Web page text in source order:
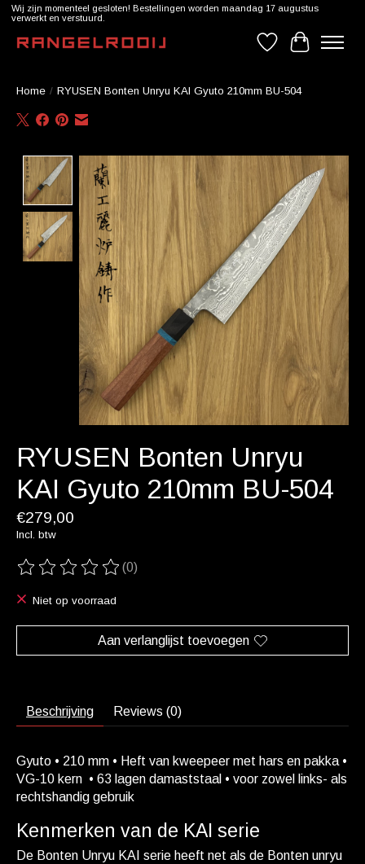
Wij zijn momenteel gesloten! Bestellingen worden maandag 17 augustus
verwerkt en verstuurd.
Verlanglijst
Home / RYUSEN Bonten Unryu KAI Gyuto 210mm BU-504
Product image slideshow Items
RYUSEN Bonten Unryu
KAI Gyuto 210mm BU-504
€279,00
Incl. btw
De beoordeling van dit product is
(0)
Niet op voorraad
Aan verlanglijst toevoegen
Beschrijving Reviews (0)
Gyuto • 210 mm • Heft van kweepeer met hars en pakka •
VG-10 kern • 63 lagen damaststaal • voor zowel links- als
rechtshandig gebruik
Kenmerken van de KAI serie
De Bonten Unryu KAI serie heeft net als de Bonten unryu